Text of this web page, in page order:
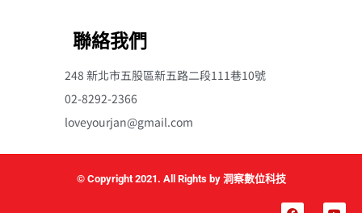
聯絡我們
248 新北市五股區新五路二段111巷10號
02-8292-2366
loveyourjan@gmail.com
© Copyright 2021. All Rights by 洞察數位科技